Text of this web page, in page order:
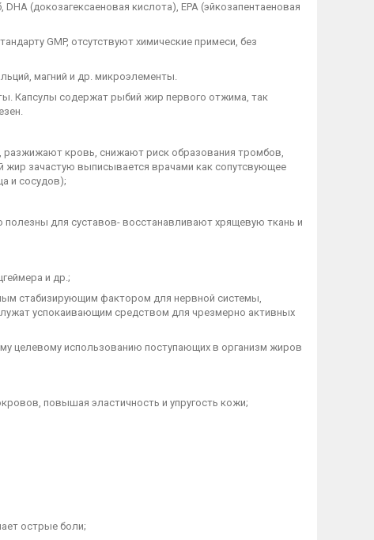
(докозагексаеновая кислота), EPA (эйкозапентаеновая
GMP, отсутствуют химические примеси, без
магний и др. микроэлементы.
Капсулы содержат рыбий жир первого отжима, так
разжижают кровь, снижают риск образования тромбов,
зачастую выписывается врачами как сопутсвующее
и сосудов);
для суставов- восстанавливают хрящевую ткань и
и др.;
стабизирующим фактором для нервной системы,
успокаивающим средством для чрезмерно активных
целевому использованию поступающих в организм жиров
повышая эластичность и упругость кожи;
острые боли;